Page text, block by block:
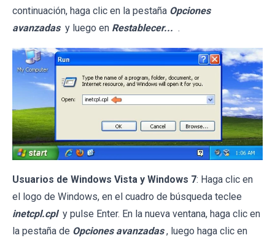
continuación, haga clic en la pestaña Opciones
avanzadas y luego en Restablecer... .
Usuarios de Windows Vista y Windows 7: Haga clic en
el logo de Windows, en el cuadro de búsqueda teclee
inetcpl.cpl y pulse Enter. En la nueva ventana, haga clic en
la pestaña de Opciones avanzadas , luego haga clic en